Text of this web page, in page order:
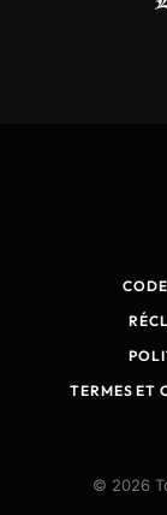
TERMES ET
© 2026